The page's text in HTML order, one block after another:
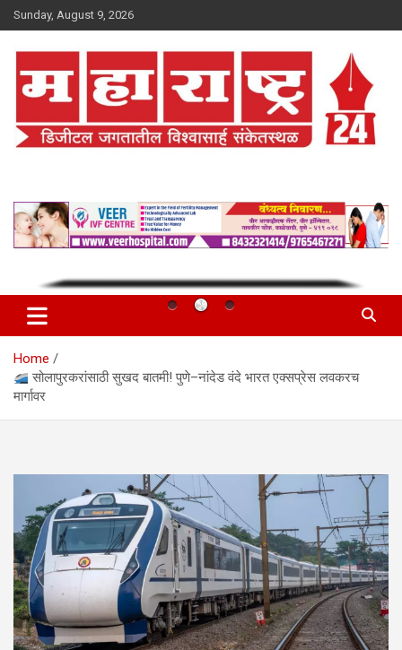
Skip
to
Sunday, August 9, 2026
Home
सोलापुरकरांसाठी सुखद बातमी! पुणे–नांदेड वंदे भारत एक्सप्रेस लवकरच
मार्गावर